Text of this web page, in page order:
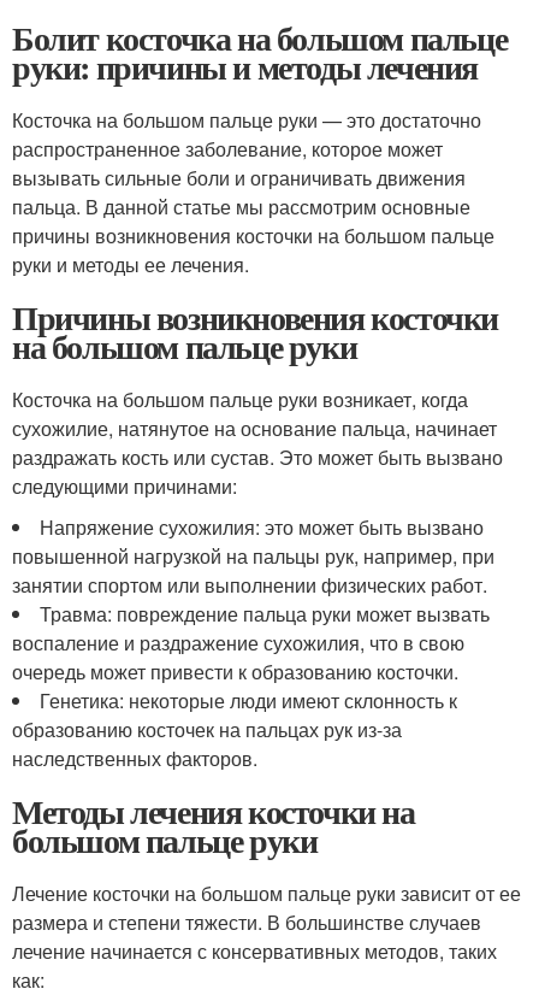
Болит косточка на большом пальце
руки: причины и методы лечения
Косточка на большом пальце руки — это достаточно
распространенное заболевание, которое может
вызывать сильные боли и ограничивать движения
пальца. В данной статье мы рассмотрим основные
причины возникновения косточки на большом пальце
руки и методы ее лечения.
Причины возникновения косточки
на большом пальце руки
Косточка на большом пальце руки возникает, когда
сухожилие, натянутое на основание пальца, начинает
раздражать кость или сустав. Это может быть вызвано
следующими причинами:
Напряжение сухожилия: это может быть вызвано
повышенной нагрузкой на пальцы рук, например, при
занятии спортом или выполнении физических работ.
Травма: повреждение пальца руки может вызвать
воспаление и раздражение сухожилия, что в свою
очередь может привести к образованию косточки.
Генетика: некоторые люди имеют склонность к
образованию косточек на пальцах рук из-за
наследственных факторов.
Методы лечения косточки на
большом пальце руки
Лечение косточки на большом пальце руки зависит от ее
размера и степени тяжести. В большинстве случаев
лечение начинается с консервативных методов, таких
как: